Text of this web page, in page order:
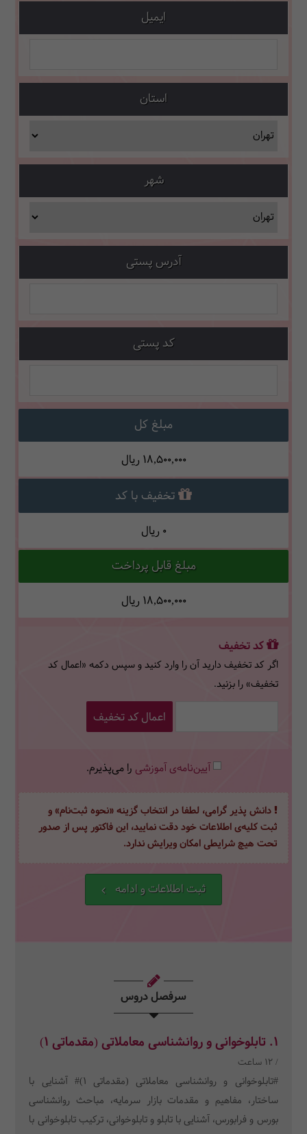
ایمیل
استان
شهر
آدرس پستی
کد پستی
مبلغ کل
18,500,000 ریال
تخفیف با کد
0 ریال
مبلغ قابل پرداخت
18,500,000 ریال
کد تخفیف
اگر کد تخفیف دارید آن را وارد کنید و سپس دکمه «اعمال کد
تخفیف» را بزنید.
اعمال کد تخفیف
آیین‌نامه‌ی آموزشی را می‌پذیرم.
دانش پذیر گرامی، لطفا در انتخاب گزینه «نحوه ثبت‌نام» و
ثبت کلیه‌ی اطلاعات خود دقت نمایید، این فاکتور پس از صدور
تحت هیچ شرایطی امکان ویرایش ندارد.
ثبت اطلاعات و ادامه
سرفصل دروس
1. تابلوخوانی و روانشناسی معاملاتی (مقدماتی 1)
/ 12 ساعت
#تابلوخوانی و روانشناسی معاملاتی (مقدماتی 1)# آشنایی با
ساختار، مفاهیم و مقدمات بازار سرمایه، مباحث روانشناسی
بورس و فرابورس، آشنایی با تابلو و تابلوخوانی، ترکیب تابلوخوانی با